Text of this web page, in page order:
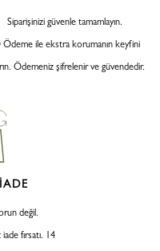
Siparişinizi güvenle tamamlayın.
Ödeme ile ekstra korumanın keyfini
Ödemeniz şifrelenir ve güvendedir.
değil.
fırsatı. 14